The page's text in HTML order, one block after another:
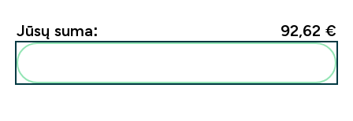
Jūsų suma: 92,62 €‎